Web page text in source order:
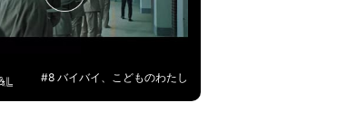
#8 バイバイ、こどものわたし